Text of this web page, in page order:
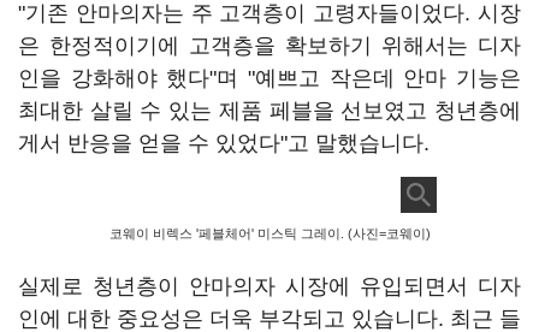
"기존 안마의자는 주 고객층이 고령자들이었다. 시장
은 한정적이기에 고객층을 확보하기 위해서는 디자
인을 강화해야 했다"며 "예쁘고 작은데 안마 기능은
최대한 살릴 수 있는 제품 페블을 선보였고 청년층에
게서 반응을 얻을 수 있었다"고 말했습니다.
코웨이 비렉스 '페블체어' 미스틱 그레이. (사진=코웨이)
실제로 청년층이 안마의자 시장에 유입되면서 디자
인에 대한 중요성은 더욱 부각되고 있습니다. 최근 들